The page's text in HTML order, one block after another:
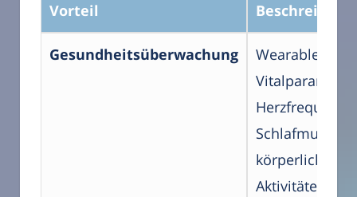
Vorteil Beschreibung
Gesundheitsüberwachung
Wearables
Herzfrequenz,
Schlafmuster
körperliche
Aktivitäten